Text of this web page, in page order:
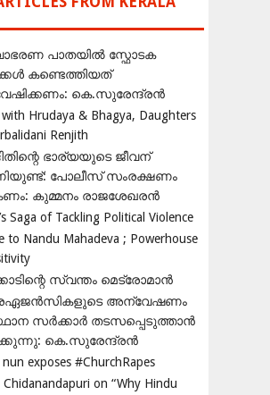
പാതയിൽ സ്ഫോടക
കണ്ടെത്തിയത്
കെ.സുരേന്ദ്രൻ
Hrudaya & Bhagya, Daughters
Renjith
ഭാര്യയുടെ ജീവന്
പോലീസ് സംരക്ഷണം
കുമ്മനം രാജശേഖരൻ
Saga of Tackling Political Violence
to Nandu Mahadeva ; Powerhouse
സ്വന്തം മെട്രോമാൻ
അന്വേഷണം
സർക്കാർ തടസപ്പെടുത്താൻ
കെ.സുരേന്ദ്രൻ
nun exposes #ChurchRapes
Chidanandapuri on “Why Hindu